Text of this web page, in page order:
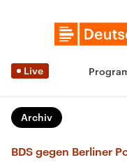
Live
Archiv
BDS gegen Berliner